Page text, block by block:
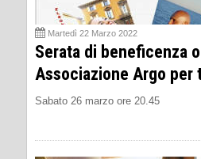
Martedì 22 Marzo 2022
Serata di beneficenza
Associazione Argo per
Sabato 26 marzo ore 20.45